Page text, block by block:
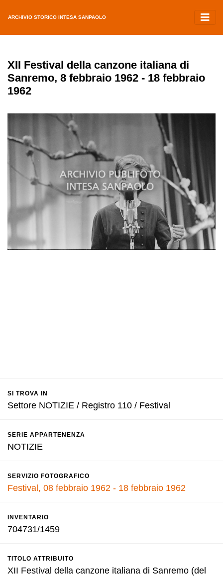
ARCHIVIO STORICO INTESA SANPAOLO
XII Festival della canzone italiana di
Sanremo, 8 febbraio 1962 - 18 febbraio
1962
SI TROVA IN
Settore NOTIZIE / Registro 110 / Festival
SERIE APPARTENENZA
NOTIZIE
SERVIZIO FOTOGRAFICO
Festival, 08 febbraio 1962 - 18 febbraio 1962
INVENTARIO
704731/1459
TITOLO ATTRIBUITO
XII Festival della canzone italiana di Sanremo (del